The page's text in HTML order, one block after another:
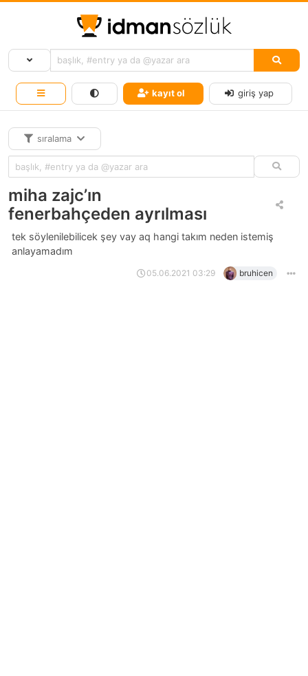
kayıt ol giriş yap
sıralama
miha zajc’ın
fenerbahçeden ayrılması
tek söylenilebilicek şey vay aq hangi takım neden istemiş
anlayamadım
05.06.2021 03:29 bruhicen